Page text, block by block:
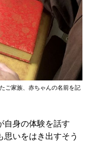
ご家族、赤ちゃんの名前を記
自身の体験を話す
思いをはき出すそう